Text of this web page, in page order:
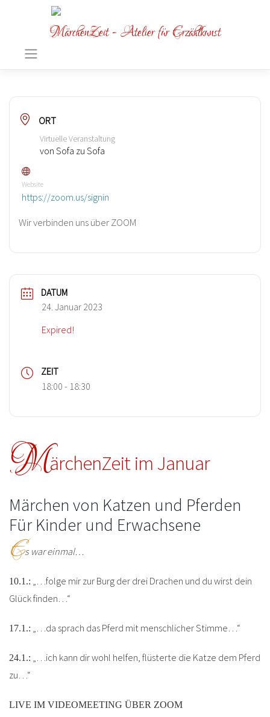
MärchenZeit - Atelier für Erzählkunst
ORT
Virtuelle Veranstaltung
von Sofa zu Sofa
Website
https://zoom.us/signin
Wir verbinden uns über ZOOM
DATUM
24. Januar 2023
Expired!
ZEIT
18:00 - 18:30
MärchenZeit im Januar
Märchen von Katzen und Pferden
Für Kinder und Erwachsene
Es war einmal…
10.1.: „…folge mir zur Burg der drei Drachen und du wirst dein
Glück finden…“
17.1.: „…da sprach das Pferd mit menschlicher Stimme…“
24.1.: „…ich kann dir wohl helfen, flüsterte die Katze dem Pferd
zu…“
LIVE IM VIDEOMEETING ÜBER ZOOM